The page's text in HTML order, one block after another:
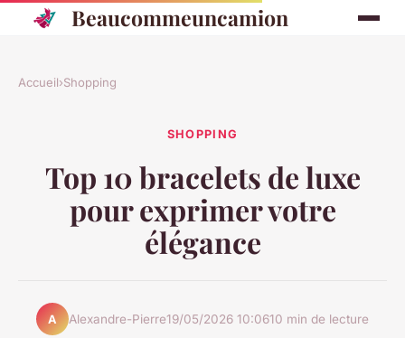
Beaucommeuncamion
Accueil›Shopping
SHOPPING
Top 10 bracelets de luxe
pour exprimer votre
élégance
A Alexandre-Pierre19/05/2026 10:0610 min de lecture